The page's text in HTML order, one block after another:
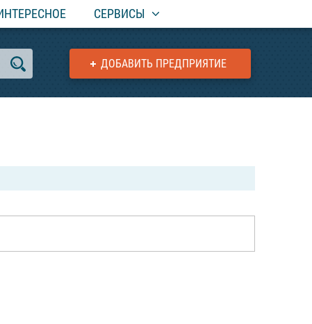
СЕРВИСЫ
ДОБАВИТЬ ПРЕДПРИЯТИЕ